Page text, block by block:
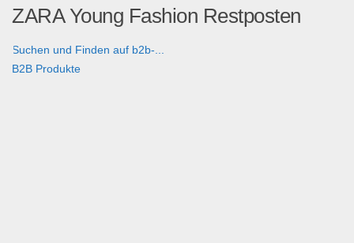
ZARA Young Fashion Restposten
Suchen und Finden auf b2b-...
B2B Produkte